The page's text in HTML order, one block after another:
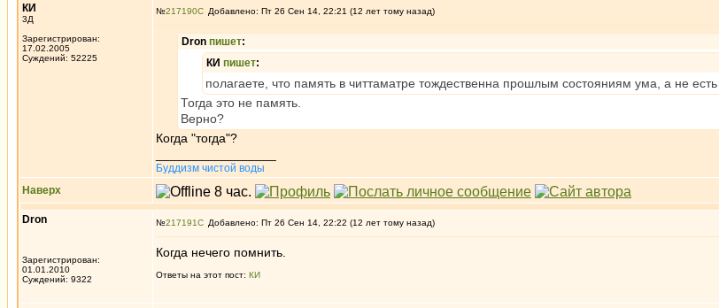
КИ
3Д
Зарегистрирован:
17.02.2005
Суждений: 52225
№217190 Добавлено: Пт 26 Сен 14, 22:21 (12 лет тому назад)
Dron пишет:
КИ пишет:
полагаете, что память в читтаматре тождественна прошлым состояниям ума, а не
Тогда это не память.
Верно?
Когда "тогда"?
Буддизм чистой воды
Наверх
Dron
Зарегистрирован:
01.01.2010
Суждений: 9322
№217191 Добавлено: Пт 26 Сен 14, 22:22 (12 лет тому назад)
Когда нечего помнить.
Ответы на этот пост: КИ